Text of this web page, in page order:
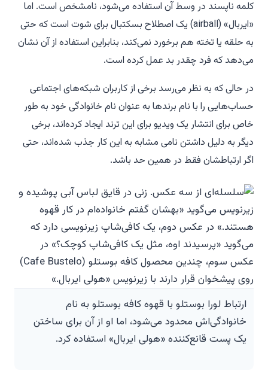
کلمه ناپسند در وسط آن استفاده می‌شود، نامشخص است. اما
«ایربال» (airball) یک اصطلاح بسکتبال برای شوت است که حتی
به حلقه یا تخته هم برخورد نمی‌کند، بنابراین استفاده از آن نشان
می‌دهد که فرد چقدر بد عمل کرده است.
در حالی که به نظر می‌رسد برخی از کاربران شبکه‌های اجتماعی
حساب‌هایی را با نام برندها به عنوان نام خانوادگی خود به طور
خاص برای انتشار یک ویدیو برای این ترند ایجاد کرده‌اند، برخی
دیگر به دلیل داشتن نامی مشابه به این کار جذب شده‌اند، حتی
اگر ارتباطشان فقط در همین حد باشد.
ارتباط لورا بوستلو با قهوه کافه بوستلو به نام
خانوادگی‌اش محدود می‌شود، اما او از آن برای ساختن
یک پست قانع‌کننده «هولی ایربال» استفاده کرد.